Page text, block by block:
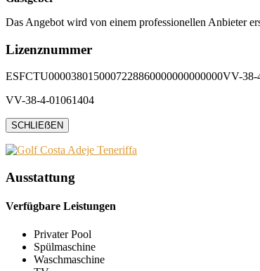
Das Angebot wird von einem professionellen Anbieter
Lizenznummer
ESFCTU0000380150007228860000000000000VV-38-
VV-38-4-01061404
SCHLIEẞEN
Ausstattung
Verfügbare Leistungen
Privater Pool
Spülmaschine
Waschmaschine